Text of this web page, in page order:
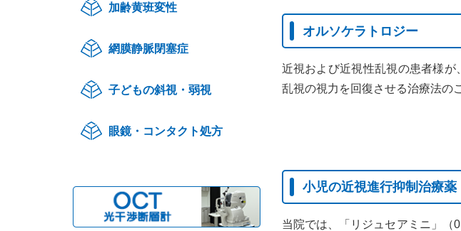
加齢黄班変性
網膜静脈閉塞症
子どもの斜視・弱視
眼鏡・コンタクト処方
オルソケラトロジー
近視および近視性乱視の患者様
乱視の視力を回復させる治療法の
小児の近視進行抑制治療薬
当院では、「リジュセアミニ」（